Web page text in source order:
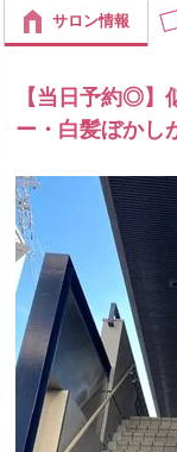
サロン情報
【当日予約◎】
ー・白髪ぼかし